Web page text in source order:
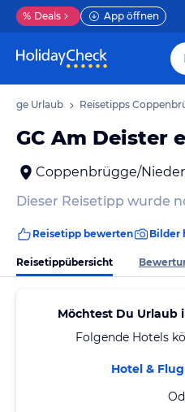
% Deals App öffnen
Urlaub Reisetipps
GC Am Deister
Coppenbrügge/
Dieser Reisetipp wurde
Reisetipp bewerten Bilder
Reisetippübersicht
Möchtest Du Urlaub
Folgende Hotels
Hotel &